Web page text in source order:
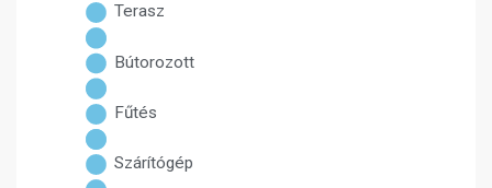
Terasz
Bútorozott
Fűtés
Szárítógép